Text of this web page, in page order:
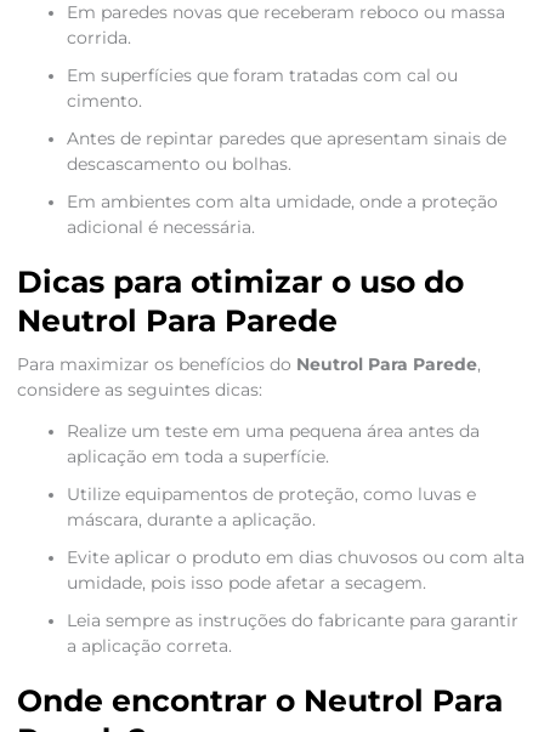
Em paredes novas que receberam reboco ou massa
corrida.
Em superfícies que foram tratadas com cal ou
cimento.
Antes de repintar paredes que apresentam sinais de
descascamento ou bolhas.
Em ambientes com alta umidade, onde a proteção
adicional é necessária.
Dicas para otimizar o uso do
Neutrol Para Parede
Para maximizar os benefícios do Neutrol Para Parede,
considere as seguintes dicas:
Realize um teste em uma pequena área antes da
aplicação em toda a superfície.
Utilize equipamentos de proteção, como luvas e
máscara, durante a aplicação.
Evite aplicar o produto em dias chuvosos ou com alta
umidade, pois isso pode afetar a secagem.
Leia sempre as instruções do fabricante para garantir
a aplicação correta.
Onde encontrar o Neutrol Para